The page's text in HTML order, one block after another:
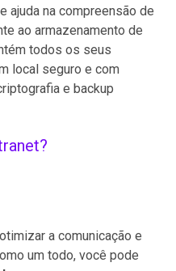
ajuda na compreensão de
ao armazenamento de
todos os seus
local seguro e com
e backup
a comunicação e
um todo, você pode